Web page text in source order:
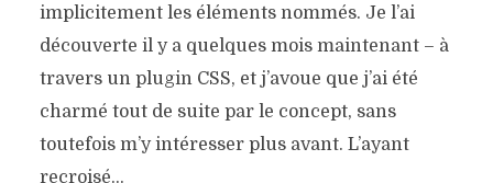
implicitement les éléments nommés. Je l’ai
découverte il y a quelques mois maintenant – à
travers un plugin CSS, et j’avoue que j’ai été
charmé tout de suite par le concept, sans
toutefois m’y intéresser plus avant. L’ayant
recroisé...